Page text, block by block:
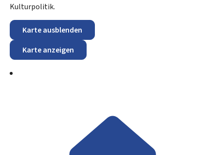
Kulturpolitik.
Karte ausblenden
Karte anzeigen